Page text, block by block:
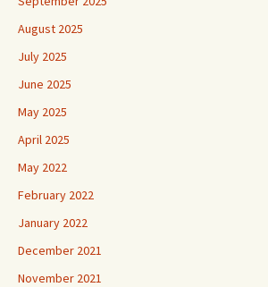
August 2025
July 2025
June 2025
May 2025
April 2025
May 2022
February 2022
January 2022
December 2021
November 2021